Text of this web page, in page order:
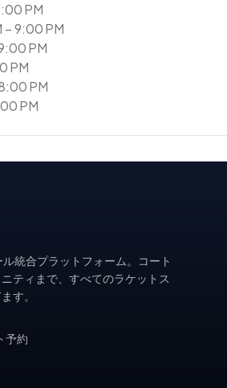
PM
9:00 PM
PM
PM
PM
PM
統合プラットフォーム。コート
ティまで、すべてのラケットス
す。
予約